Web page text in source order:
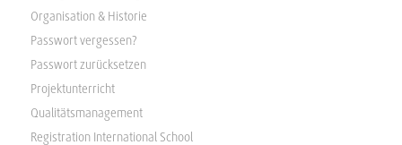
Organisation & Historie
Passwort vergessen?
Passwort zurücksetzen
Projektunterricht
Qualitätsmanagement
Registration International School